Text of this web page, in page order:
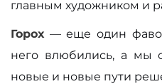
главным художником и
Горох — еще один
него влюбились, а мы
новые и новые пути